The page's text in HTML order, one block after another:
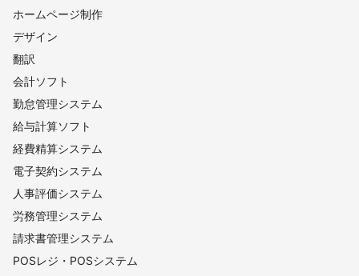
ホームページ制作
デザイン
翻訳
会計ソフト
勤怠管理システム
給与計算ソフト
経費精算システム
電子契約システム
人事評価システム
労務管理システム
請求書管理システム
POSレジ・POSシステム